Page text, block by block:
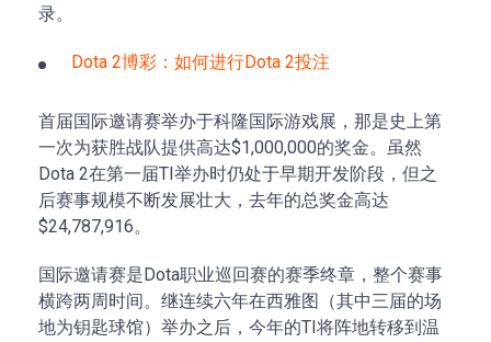
录。
Dota 2博彩：如何进行Dota 2投注
首届国际邀请赛举办于科隆国际游戏展，那是史上第
一次为获胜战队提供高达$1,000,000的奖金。虽然
Dota 2在第一届TI举办时仍处于早期开发阶段，但之
后赛事规模不断发展壮大，去年的总奖金高达
$24,787,916。
国际邀请赛是Dota职业巡回赛的赛季终章，整个赛事
横跨两周时间。继连续六年在西雅图（其中三届的场
地为钥匙球馆）举办之后，今年的TI将阵地转移到温